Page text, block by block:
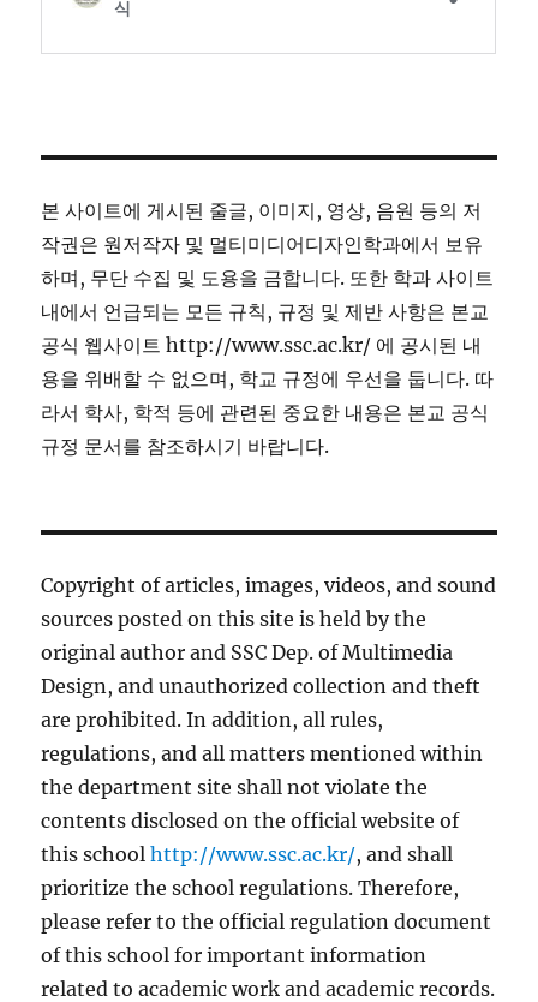
본 사이트에 게시된 줄글, 이미지, 영상, 음원 등의 저
작권은 원저작자 및 멀티미디어디자인학과에서 보유
하며, 무단 수집 및 도용을 금합니다. 또한 학과 사이트
내에서 언급되는 모든 규칙, 규정 및 제반 사항은 본교
공식 웹사이트 http://www.ssc.ac.kr/ 에 공시된 내
용을 위배할 수 없으며, 학교 규정에 우선을 둡니다. 따
라서 학사, 학적 등에 관련된 중요한 내용은 본교 공식
규정 문서를 참조하시기 바랍니다.
Copyright of articles, images, videos, and sound
sources posted on this site is held by the
original author and SSC Dep. of Multimedia
Design, and unauthorized collection and theft
are prohibited. In addition, all rules,
regulations, and all matters mentioned within
the department site shall not violate the
contents disclosed on the official website of
this schoolhttp://www.ssc.ac.kr/, and shall
prioritize the school regulations. Therefore,
please refer to the official regulation document
of this school for important information
related to academic work and academic records.